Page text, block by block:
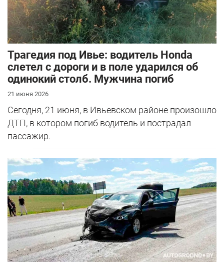
Трагедия под Ивье: водитель Honda
слетел с дороги и в поле ударился об
одинокий столб. Мужчина погиб
21 июня 2026
Сегодня, 21 июня, в Ивьевском районе произошло
ДТП, в котором погиб водитель и пострадал
пассажир.